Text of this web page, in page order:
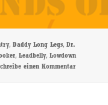
,Daddy Long Legs,Dr.
,Leadbelly,Lowdown
einen Kommentarzu Daddy